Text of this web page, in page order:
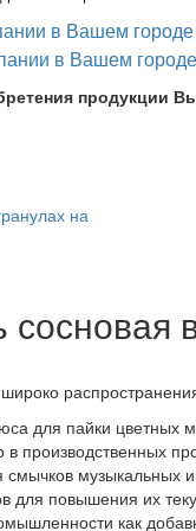
продукции
на
широко
для пайки цветных
в производственных
музыкальных
для повышения их
как